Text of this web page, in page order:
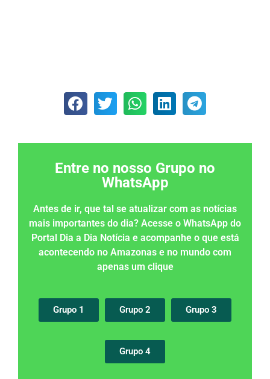
Entre no nosso Grupo no
WhatsApp
Antes de ir, que tal se atualizar com as notícias
mais importantes do dia? Acesse o WhatsApp do
Portal Dia a Dia Notícia e acompanhe o que está
acontecendo no Amazonas e no mundo com
apenas um clique
Grupo 1 Grupo 2 Grupo 3
Grupo 4